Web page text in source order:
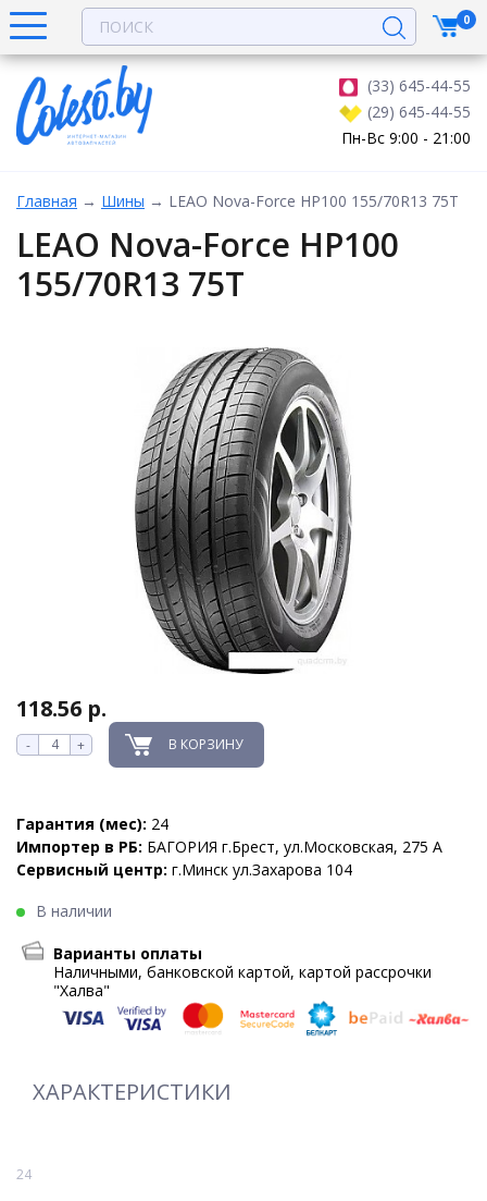
(33) 645-44-55
(29) 645-44-55
Пн-Вс 9:00 - 21:00
0
Главная → Шины → LEAO Nova-Force HP100 155/70R13 75T
LEAO Nova-Force HP100
155/70R13 75T
118.56 р.
- + В КОРЗИНУ
Гарантия (мес): 24
Импортер в РБ: БАГОРИЯ г.Брест, ул.Московская, 275 А
Сервисный центр: г.Минск ул.Захарова 104
В наличии
Варианты оплаты
Наличными, банковской картой, картой рассрочки
"Халва"
ХАРАКТЕРИСТИКИ
24